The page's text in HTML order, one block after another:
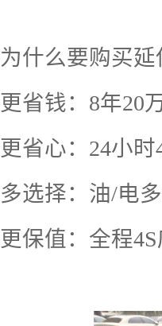
为什么要购买延
更省钱： 8年20
更省心： 24小时
多选择：油/电
更保值：全程4S